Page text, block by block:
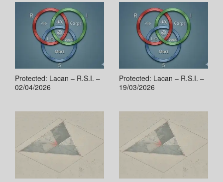
Protected: Lacan – R.S.I. –
02/04/2026
Protected: Lacan – R.S.I. –
19/03/2026